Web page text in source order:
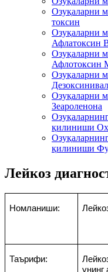
Озуқаларни
токсин
Озуқаларни
Афлатоксин
Озуқаларни
Афлотоксин
Озуқаларни
Озуқаларни
Зеароленона
қилиниши
қилиниши
Лейкоз
Номланиши:
Таърифи:
унинг